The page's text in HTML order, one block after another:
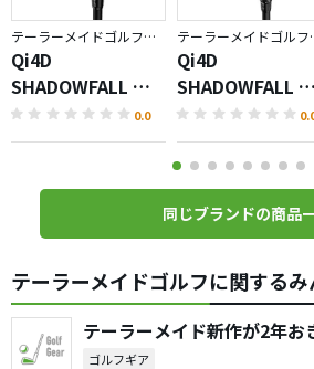
テーラーメイドゴルフ／Qi4D
Qi4D
SHADOWFALL フ
ェアウェイウッド
0.0
テー
Qi4D
SHADOWFALL ド
ライバー
同じブランドの商品
テーラーメイドゴルフに関する
テーラーメイド新作が2年お
ゴルフギア